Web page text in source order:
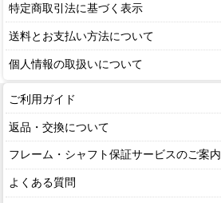
特定商取引法に基づく表示
送料とお支払い方法について
個人情報の取扱いについて
ご利用ガイド
返品・交換について
フレーム・シャフト保証サービスのご案内
よくある質問